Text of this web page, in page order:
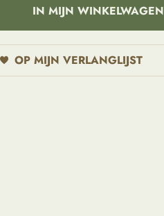
IN MIJN WINKELWAGEN
OP MIJN VERLANGLIJST